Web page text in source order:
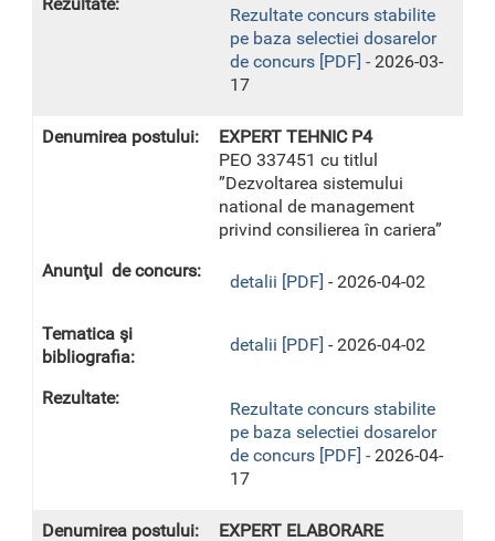
Rezultate concurs stabilite
pe baza selectiei dosarelor
de concurs [PDF] - 2026-03-
17
EXPERT TEHNIC P4
PEO 337451 cu titlul
”Dezvoltarea sistemului
national de management
privind consilierea în cariera”
detalii [PDF] - 2026-04-02
detalii [PDF] - 2026-04-02
Rezultate concurs stabilite
pe baza selectiei dosarelor
de concurs [PDF] - 2026-04-
17
EXPERT ELABORARE